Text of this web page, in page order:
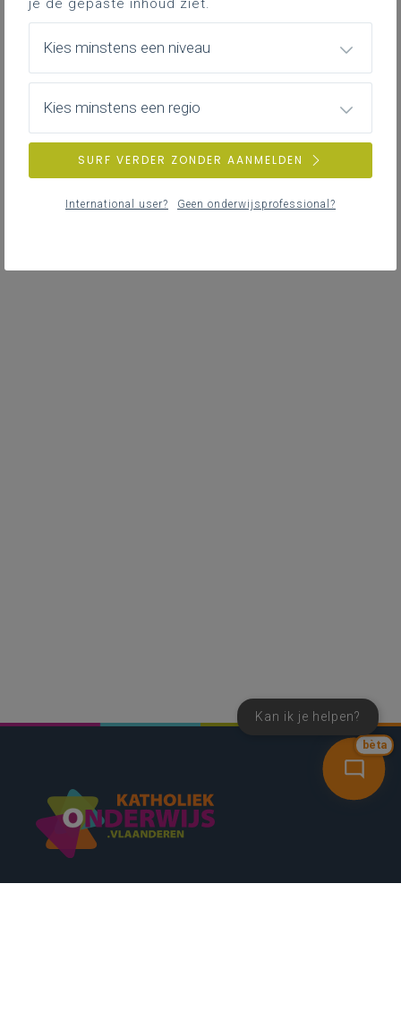
bèta
Kan ik je helpen?
je de gepaste inhoud ziet.
Kies minstens een niveau
Kies minstens een regio
SURF VERDER ZONDER AANMELDEN
International user? Geen onderwijsprofessional?